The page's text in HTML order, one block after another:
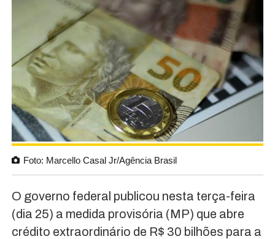
Foto: Marcello Casal Jr/Agência Brasil
O governo federal publicou nesta terça-feira
(dia 25) a medida provisória (MP) que abre
crédito extraordinário de R$ 30 bilhões para a